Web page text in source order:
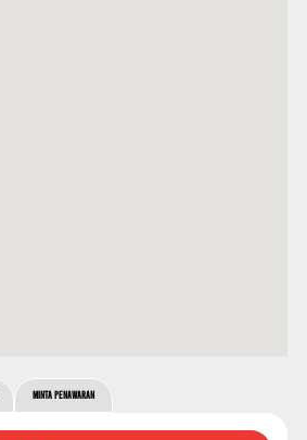
Minta Penawaran